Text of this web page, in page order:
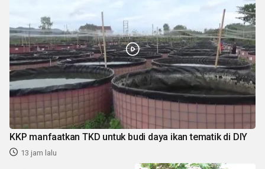
KKP manfaatkan TKD untuk budi daya ikan tematik di DIY
13 jam lalu